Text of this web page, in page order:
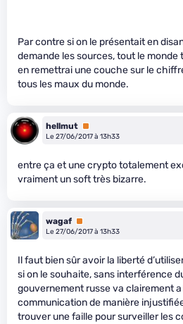
Par contre si on le présentait en
demande les sources, tout le
en remettrai une couche sur le
tous les maux du monde.
hellmut Premium
Le 27/06/2017 à 13h33
entre ça et une crypto totalement
vraiment un soft très bizarre.
wagaf Premium
Le 27/06/2017 à 13h33
Il faut bien sûr avoir la liberté
si on le souhaite, sans interférence
gouvernement russe va clairement a
communication de manière
trouver une faille pour surveiller les